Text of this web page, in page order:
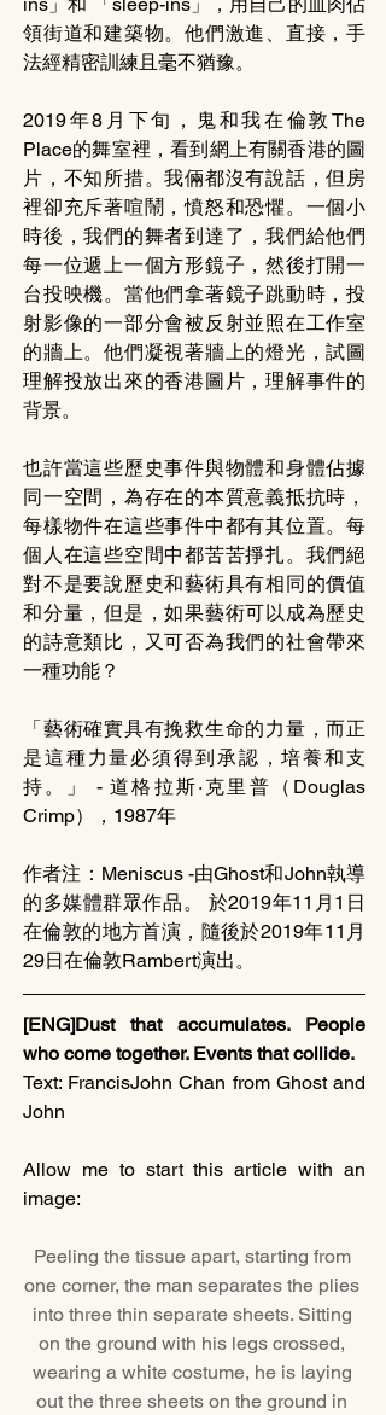
領街道和建築物。他們激進、直接，手
法經精密訓練且毫不猶豫。
2019年8月下旬，鬼和我在倫敦The
Place的舞室裡，看到網上有關香港的圖
片，不知所措。我倆都沒有說話，但房
裡卻充斥著喧鬧，憤怒和恐懼。一個小
時後，我們的舞者到達了，我們給他們
每一位遞上一個方形鏡子，然後打開一
台投映機。當他們拿著鏡子跳動時，投
射影像的一部分會被反射並照在工作室
的牆上。他們凝視著牆上的燈光，試圖
理解投放出來的香港圖片，理解事件的
背景。
也許當這些歷史事件與物體和身體佔據
同一空間，為存在的本質意義抵抗時，
每樣物件在這些事件中都有其位置。每
個人在這些空間中都苦苦掙扎。我們絕
對不是要說歷史和藝術具有相同的價值
和分量，但是，如果藝術可以成為歷史
的詩意類比，又可否為我們的社會帶來
一種功能？
「藝術確實具有挽救生命的力量，而正
是這種力量必須得到承認，培養和支
持。」 - 道格拉斯·克里普（Douglas
Crimp），1987年
作者注：Meniscus -由Ghost和John執導
的多媒體群眾作品。 於2019年11月1日
在倫敦的地方首演，隨後於2019年11月
29日在倫敦Rambert演出。
[ENG]Dust that accumulates. People
who come together. Events that collide.
Text: FrancisJohn Chan from Ghost and
John
Allow me to start this article with an
image:
Peeling the tissue apart, starting from
one corner, the man separates the plies
into three thin separate sheets. Sitting
on the ground with his legs crossed,
wearing a white costume, he is laying
out the three sheets on the ground in